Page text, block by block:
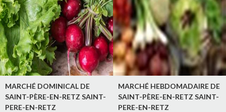
MARCHÉ DOMINICAL DE
SAINT-PÈRE-EN-RETZ SAINT-
PERE-EN-RETZ
MARCHÉ HEBDOMADAIRE DE
SAINT-PÈRE-EN-RETZ SAINT-
PERE-EN-RETZ